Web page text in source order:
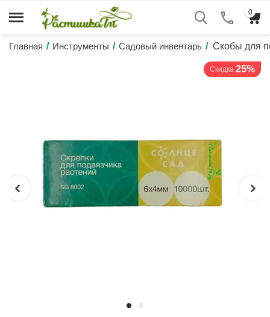
0
Главная / Инструменты / Садовый инвентарь / Скобы для
Скидка 25%